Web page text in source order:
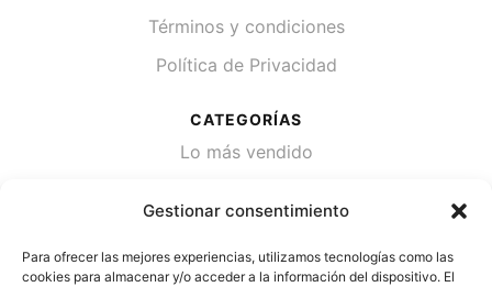
Gestionar consentimiento
Para ofrecer las mejores experiencias, utilizamos tecnologías como las
cookies para almacenar y/o acceder a la información del dispositivo. El
Términos y condiciones
Política de Privacidad
CATEGORÍAS
Lo más vendido
Desinfección de agua